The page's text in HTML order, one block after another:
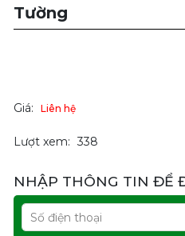
Tường
Giá: Liên hệ
Lượt xem: 338
NHẬP THÔNG TIN ĐỂ